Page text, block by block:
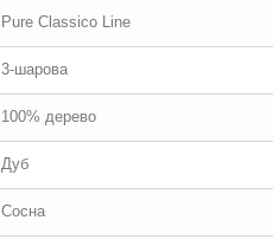
Pure Classico Line
3-шарова
100% дерево
Дуб
Сосна